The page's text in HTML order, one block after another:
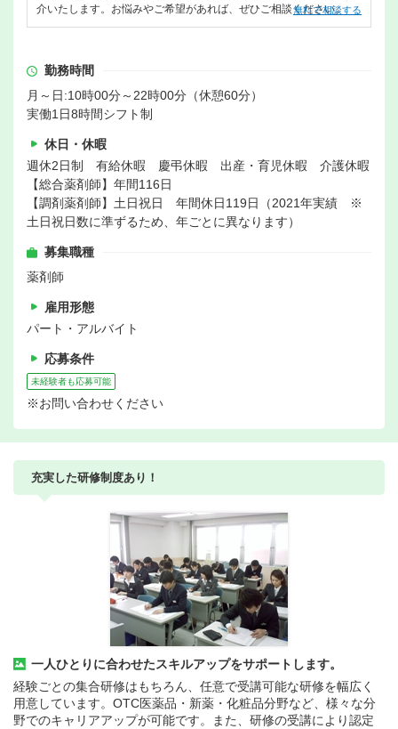
介いたします。お悩みやご希望があれば、ぜひご相談ください。
無料で相談する
勤務時間
月～日:10時00分～22時00分（休憩60分）
実働1日8時間シフト制
休日・休暇
週休2日制 有給休暇 慶弔休暇 出産・育児休暇 介護休暇
【総合薬剤師】年間116日
【調剤薬剤師】土日祝日 年間休日119日（2021年実績 ※
土日祝日数に準ずるため、年ごとに異なります）
募集職種
薬剤師
雇用形態
パート・アルバイト
応募条件
未経験者も応募可能
※お問い合わせください
充実した研修制度あり！
一人ひとりに合わせたスキルアップをサポートします。
経験ごとの集合研修はもちろん、任意で受講可能な研修を幅広く
用意しています。OTC医薬品・新薬・化粧品分野など、様々な分
野でのキャリアアップが可能です。また、研修の受講により認定